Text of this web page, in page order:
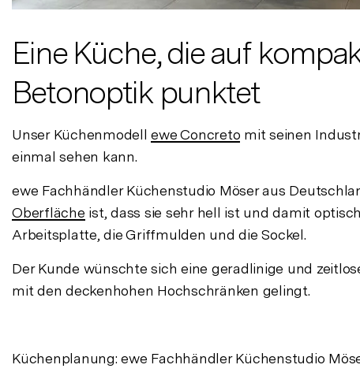
Eine Küche, die auf
Betonoptik punktet
Unser Küchenmodellewe Concreto mit seinen
einmal sehen kann.
ewe Fachhändler Küchenstudio Möser aus
Oberfläche ist, dass sie sehr hell ist und damit
Arbeitsplatte, die Griffmulden und die Sockel.
Der Kunde wünschte sich eine geradlinige und
mit den deckenhohen Hochschränken gelingt.
Küchenplanung: ewe Fachhändler Küchenstudio